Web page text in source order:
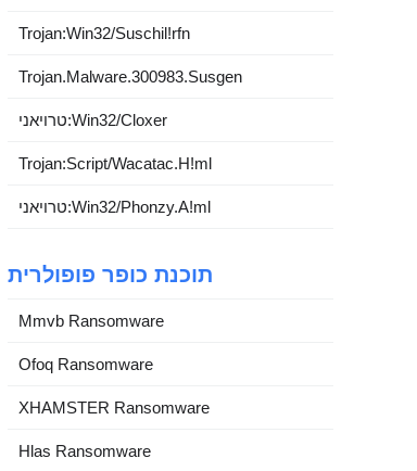
Trojan:Win32/Suschil!rfn
Trojan.Malware.300983.Susgen
טרויאני:Win32/Cloxer
Trojan:Script/Wacatac.H!ml
טרויאני:Win32/Phonzy.A!ml
תוכנת כופר פופולרית
Mmvb Ransomware
Ofoq Ransomware
XHAMSTER Ransomware
Hlas Ransomware